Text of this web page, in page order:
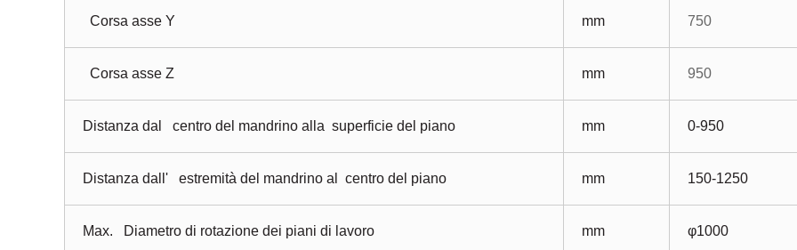
Corsa asse Y mm 750
Corsa asse Z mm 950
Distanza dal centro del mandrino alla superficie del piano mm 0-950
Distanza dall' estremità del mandrino al centro del piano mm 150-1250
Max. Diametro di rotazione dei piani di lavoro mm φ1000